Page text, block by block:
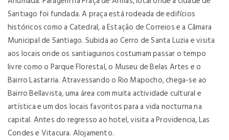
Santiago foi fundada. A praça está rodeada de edifícios
históricos como a Catedral, a Estação de Correios e a Câmara
Municipal de Santiago. Subida ao Cerro de Santa Luzia e visita
aos locais onde os santiaguinos costumam passar o tempo
livre como o Parque Florestal, o Museu de Belas Artes e o
Bairro Lastarria. Atravessando o Rio Mapocho, chega-se ao
Bairro Bellavista, uma área com muita actividade cultural e
artística e um dos locais favoritos para a vida nocturna na
capital. Antes do regresso ao hotel, visita a Providencia, Las
Condes e Vitacura. Alojamento.